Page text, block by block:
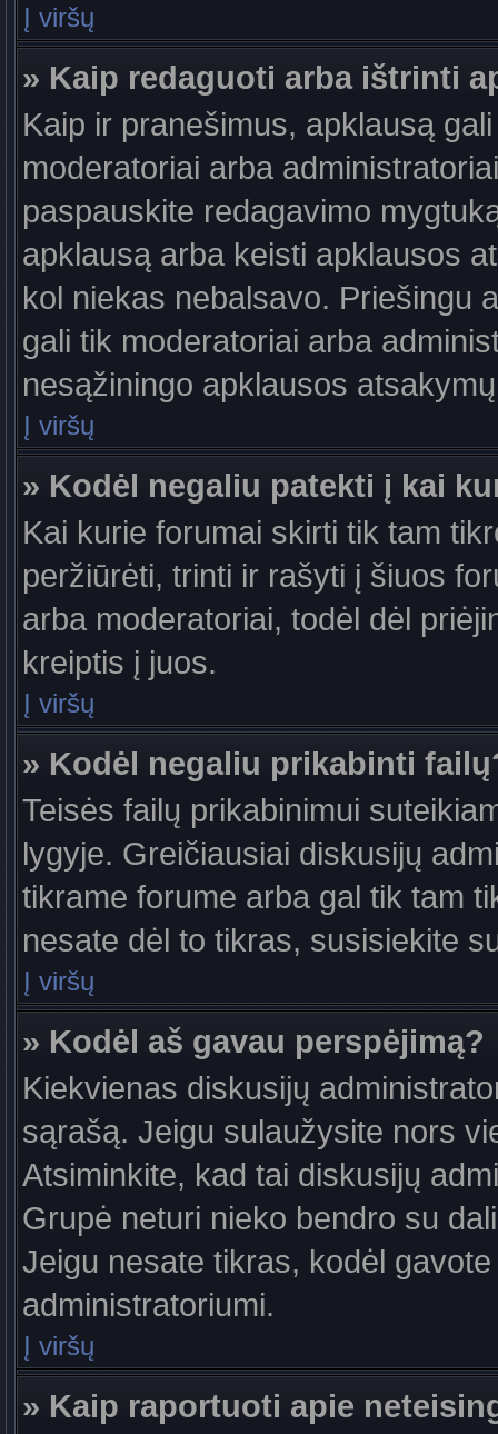
Į viršų
» Kaip redaguoti arba ištrinti
Kaip ir pranešimus, apklausą
moderatoriai arba
paspauskite redagavimo
apklausą arba keisti apklausos
kol niekas nebalsavo. Priešingu
gali tik moderatoriai arba
nesąžiningo apklausos
Į viršų
» Kodėl negaliu patekti į kai
Kai kurie forumai skirti tik tam
peržiūrėti, trinti ir rašyti į šiuos
arba moderatoriai, todėl dėl
kreiptis į juos.
Į viršų
» Kodėl negaliu prikabinti
Teisės failų prikabinimui
lygyje. Greičiausiai diskusijų
tikrame forume arba gal tik tam
nesate dėl to tikras, susisiekite
Į viršų
» Kodėl aš gavau perspėjimą?
Kiekvienas diskusijų
sąrašą. Jeigu sulaužysite nors
Atsiminkite, kad tai diskusijų
Grupė neturi nieko bendro su
Jeigu nesate tikras, kodėl
administratoriumi.
Į viršų
» Kaip raportuoti apie